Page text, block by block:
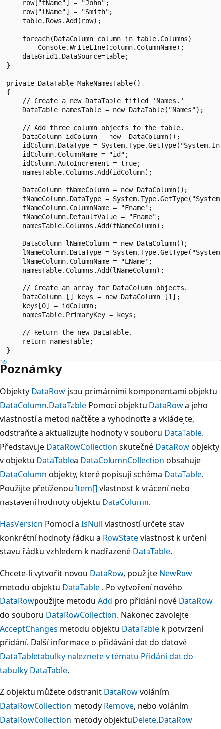
    row["fName"] = "John";
    row["lName"] = "Smith";
    table.Rows.Add(row);
    foreach(DataColumn column in table.Columns)
        Console.WriteLine(column.ColumnName);
    dataGrid1.DataSource=table;
}
private DataTable MakeNamesTable()
{
    // Create a new DataTable titled 'Names.'
    DataTable namesTable = new DataTable("Names");
    // Add three column objects to the table.
    DataColumn idColumn = new  DataColumn();
idColumn.DataType =
    idColumn.ColumnName = "id";
    idColumn.AutoIncrement = true;
    namesTable.Columns.Add(idColumn);
    DataColumn fNameColumn = new DataColumn();
fNameColumn.DataType =
    fNameColumn.ColumnName = "Fname";
    fNameColumn.DefaultValue = "Fname";
    namesTable.Columns.Add(fNameColumn);
    DataColumn lNameColumn = new DataColumn();
lNameColumn.DataType =
    lNameColumn.ColumnName = "LName";
    namesTable.Columns.Add(lNameColumn);
    // Create an array for DataColumn objects.
    DataColumn [] keys = new DataColumn [1];
    keys[0] = idColumn;
    namesTable.PrimaryKey = keys;
    // Return the new DataTable.
    return namesTable;
Poznámky
Objekty DataRow jsou primárními komponentami objektu
DataColumn.DataTable Pomocí objektu DataRowa jeho
vlastností a metod načtěte a vyhodnoťte a vkládejte,
odstraňte a aktualizujte hodnoty v souboru DataTable.
Představuje DataRowCollection skutečné DataRowobjekty
v objektu DataTablea DataColumnCollection obsahuje
DataColumn objekty, které popisují schéma DataTable.
Použijte přetíženou Item[] vlastnost k vrácení nebo
nastavení hodnoty objektu DataColumn.
HasVersion Pomocí a IsNull vlastností určete stav
konkrétní hodnoty řádku a RowStatevlastnost k určení
stavu řádku vzhledem k nadřazené DataTable.
Chcete-li vytvořit novou DataRow, použijte NewRow
metodu objektu DataTable . Po vytvoření nového
DataRowpoužijte metodu Add pro přidání nové DataRow
do souboru DataRowCollection. Nakonec zavolejte
AcceptChanges metodu objektu DataTable k potvrzení
přidání. Další informace o přidávání dat do datové
DataTabletabulky naleznete v tématu Přidání dat do
tabulky DataTable.
Z objektu můžete odstranit DataRowvoláním
DataRowCollection metody Remove, nebo voláním
DataRowCollection metody objektuDelete.DataRow